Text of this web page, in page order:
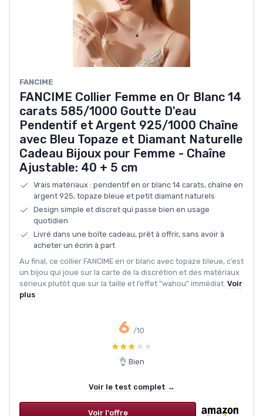
FANCIME
FANCIME Collier Femme en Or Blanc 14
carats 585/1000 Goutte D'eau
Pendentif et Argent 925/1000 Chaîne
avec Bleu Topaze et Diamant Naturelle
Cadeau Bijoux pour Femme - Chaîne
Ajustable: 40 + 5 cm
Vrais matériaux : pendentif en or blanc 14 carats, chaîne en
argent 925, topaze bleue et petit diamant naturels
Design simple et discret qui passe bien en usage
quotidien
Livré dans une boîte cadeau, prêt à offrir, sans avoir à
acheter un écrin à part
Au final, ce collier FANCIME en or blanc avec topaze bleue, c’est
un bijou qui joue sur la carte de la discrétion et des matériaux
sérieux plutôt que sur la taille et l’effet "wahou" immédiat. Voir
plus
6 /10
★★★★★
★★★★★
👌 Bien
Voir le test complet →
Voir l'offre